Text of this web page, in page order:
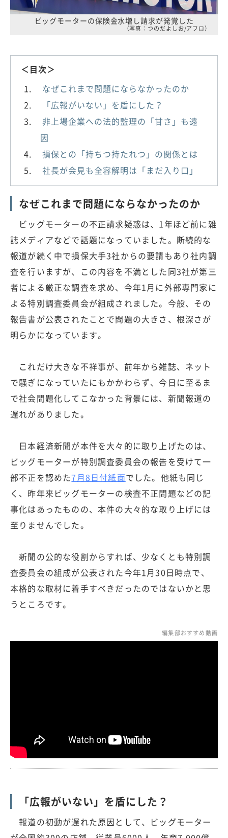
ビッグモーターの保険金水増し請求が発覚した
（写真：つのだよしお/アフロ）
＜目次＞
なぜこれまで問題にならなかったのか
「広報がいない」を盾にした？
非上場企業への法的監理の「甘さ」も遠
因
損保との「持ちつ持たれつ」の関係とは
社長が会見も全容解明は「まだ入り口」
なぜこれまで問題にならなかったのか
ビッグモーターの不正請求疑惑は、1年ほど前に雑
誌メディアなどで話題になっていました。断続的な
報道が続く中で損保大手3社からの要請もあり社内調
査を行いますが、この内容を不満とした同3社が第三
者による厳正な調査を求め、今年1月に外部専門家に
よる特別調査委員会が組成されました。今般、その
報告書が公表されたことで問題の大きさ、根深さが
明らかになっています。
これだけ大きな不祥事が、前年から雑誌、ネット
で騒ぎになっていたにもかかわらず、今日に至るま
で社会問題化してこなかった背景には、新聞報道の
遅れがありました。
日本経済新聞が本件を大々的に取り上げたのは、
ビッグモーターが特別調査委員会の報告を受けて一
部不正を認めた7月8日付紙面でした。他紙も同じ
く、昨年来ビッグモーターの検査不正問題などの記
事化はあったものの、本件の大々的な取り上げには
至りませんでした。
新聞の公的な役割からすれば、少なくとも特別調
査委員会の組成が公表された今年1月30日時点で、
本格的な取材に着手すべきだったのではないかと思
うところです。
編集部おすすめ動画
「広報がいない」を盾にした？
報道の初動が遅れた原因として、ビッグモーター